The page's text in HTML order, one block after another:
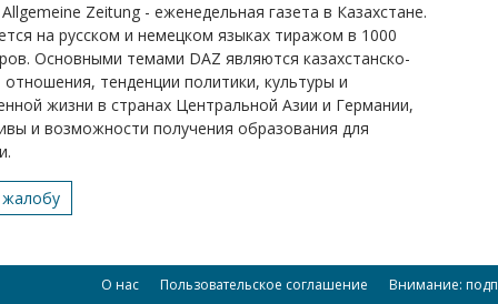
Zeitung - еженедельная газета в Казахстане.
на русском и немецком языках тиражом в 1000
Основными темами DAZ являются казахстанско-
отношения, тенденции политики, культуры и
жизни в странах Центральной Азии и Германии,
и возможности получения образования для
О нас Пользовательское соглашение Внимание: